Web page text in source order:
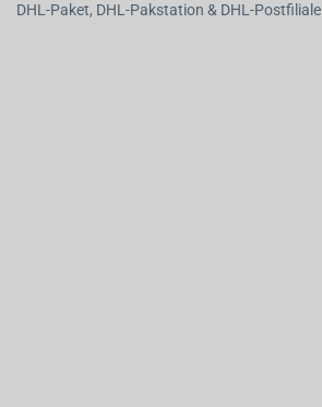
DHL-Paket, DHL-Pakstation & DHL-Postfiliale